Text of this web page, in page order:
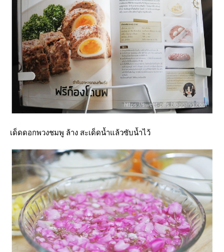
เด็ดดอกพวงชมพู ล้าง สะเด็ดน้ำแล้วซับน้ำไว้